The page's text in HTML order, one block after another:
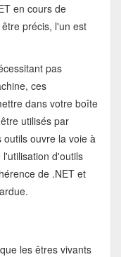
en cours de
précis, l'un est
pas
ces
dans votre boîte
utilisés par
ouvre la voie à
d'outils
de .NET et
les êtres vivants